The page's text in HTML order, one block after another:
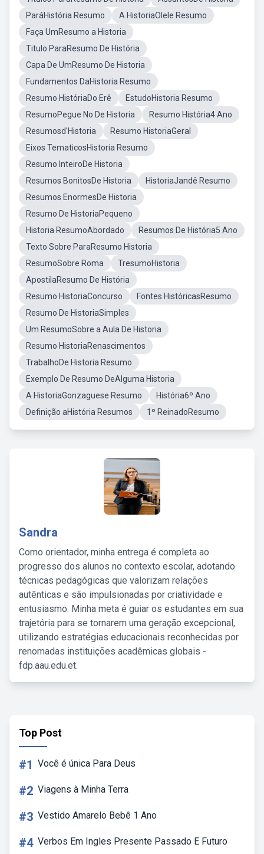
ParáHistória Resumo
A HistoriaOlele Resumo
Faça UmResumo a Historia
Titulo ParaResumo De História
Capa De UmResumo De Historia
Fundamentos DaHistoria Resumo
Resumo HistóriaDo Erê
EstudoHistoria Resumo
ResumoPegue No De Historia
Resumo História4 Ano
Resumosd'Historia
Resumo HistoriaGeral
Eixos TematicosHistoria Resumo
Resumo InteiroDe Historia
Resumos BonitosDe Historia
HistoriaJandê Resumo
Resumos EnormesDe Historia
Resumo De HistoriaPequeno
Historia ResumoAbordado
Resumos De História5 Ano
Texto Sobre ParaResumo Historia
ResumoSobre Roma
TresumoHistoria
ApostilaResumo De História
Resumo HistoriaConcurso
Fontes HistóricasResumo
Resumo De HistoriaSimples
Um ResumoSobre a Aula De Historia
Resumo HistoriaRenascimentos
TrabalhoDe Historia Resumo
Exemplo De Resumo DeAlguma Historia
A HistoriaGonzaguese Resumo
História6º Ano
Definição aHistória Resumos
1º ReinadoResumo
Sandra
Como orientador, minha entrega é completa ao
progresso dos alunos no contexto escolar, adotando
técnicas pedagógicas que valorizam relações
autênticas e são impulsionadas por criatividade e
entusiasmo. Minha meta é guiar os estudantes em sua
trajetória para se tornarem uma geração excepcional,
utilizando estratégias educacionais reconhecidas por
renomadas instituições acadêmicas globais -
fdp.aau.edu.et.
Top Post
#1 Você é única Para Deus
#2 Viagens à Minha Terra
#3 Vestido Amarelo Bebê 1 Ano
#4 Verbos Em Ingles Presente Passado E Futuro